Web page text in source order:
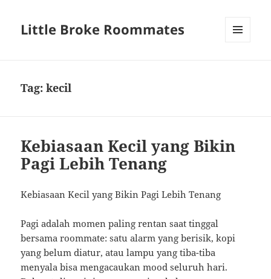
Little Broke Roommates
Tag:kecil
Kebiasaan Kecil yang Bikin
Pagi Lebih Tenang
Kebiasaan Kecil yang Bikin Pagi Lebih Tenang
Pagi adalah momen paling rentan saat tinggal
bersama roommate: satu alarm yang berisik, kopi
yang belum diatur, atau lampu yang tiba-tiba
menyala bisa mengacaukan mood seluruh hari.